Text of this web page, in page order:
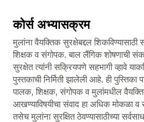
कोर्स अभ्यासक्रम
मुलांना वैयक्तिक सुरक्षेबद्दल शिकविण्यासाठी
शिक्षक व संगोपक. बाल लैंगिक शोषणाची
सुरक्षेत त्यांनी सक्रियपणे सहभागी व्हावे
पुस्तकाची निर्मिती झालेली आहे. ही
पालक, शिक्षक, संगोपक व मुलांमधील
आखण्याविषयीचा संवाद हा अधिक मोकळा व
तसेच मुलांना सुरक्षित ठेवण्यासाठीच्या